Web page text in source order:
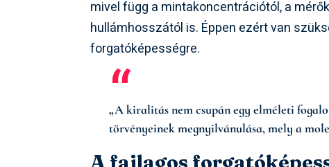
mivel függ a mintakoncentrációtól, a
hullámhosszától is. Éppen ezért van
forgatóképességre.
„A kiralitás nem csupán egy elméleti
törvényeinek megnyilvánulása, mely a
A fajlagos